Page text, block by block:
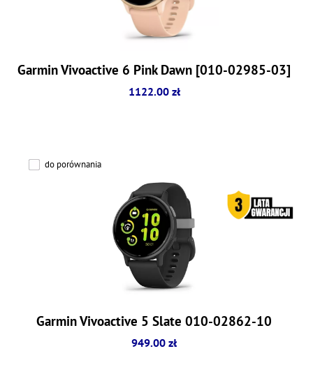
Garmin Vivoactive 6 Pink Dawn [010-02985-03]
1122.00 zł
do porównania
Garmin Vivoactive 5 Slate 010-02862-10
949.00 zł